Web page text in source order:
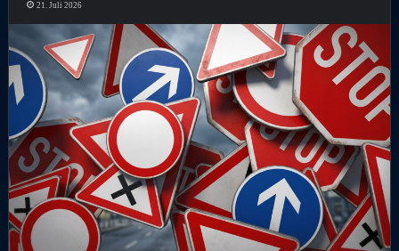
21. Juli 2026